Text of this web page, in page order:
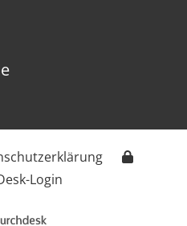
Login